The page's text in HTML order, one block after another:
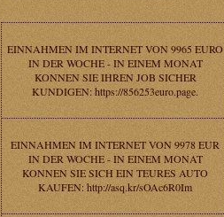
EINNAHMEN IM INTERNET VON 9965 EURO
IN DER WOCHE - IN EINEM MONAT
KONNEN SIE IHREN JOB SICHER
KUNDIGEN: https://856253euro.page.
EINNAHMEN IM INTERNET VON 9978 EUR
IN DER WOCHE - IN EINEM MONAT
KONNEN SIE SICH EIN TEURES AUTO
KAUFEN: http://asq.kr/sOAc6R0Im